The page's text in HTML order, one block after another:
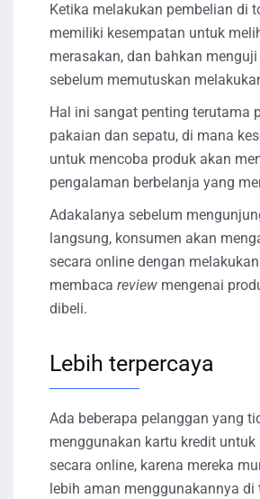
Ketika melakukan pembelian di
memiliki kesempatan untuk
merasakan, dan bahkan
sebelum memutuskan
Hal ini sangat penting terutama
pakaian dan sepatu, di mana
untuk mencoba produk akan
pengalaman berbelanja yang
Adakalanya sebelum
langsung, konsumen akan
secara online dengan
membaca review mengenai
dibeli.
Lebih terpercaya
Ada beberapa pelanggan yang
menggunakan kartu kredit untuk
secara online, karena mereka
lebih aman menggunakannya di